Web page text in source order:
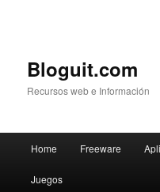
Bloguit.com
Recursos web e Información
Skip
to
Home Freeware
Juegos